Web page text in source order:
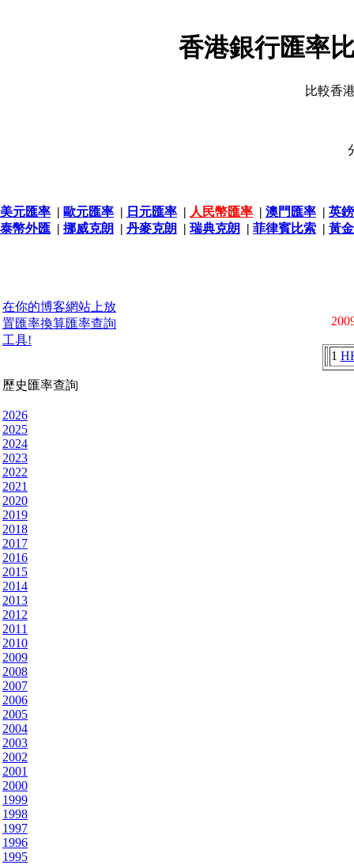
香港銀行匯率
比較香
美元匯率 | 歐元匯率 | 日元匯率 | 人民幣匯率 | 澳門匯率 | 英
泰幣外匯 | 挪威克朗 | 丹麥克朗 | 瑞典克朗 | 菲律賓比索 | 黃
在你的博客網站上放
置匯率換算匯率查詢
工具!
歷史匯率查詢
2026
2025
2024
2023
2022
2021
2020
2019
2018
2017
2016
2015
2014
2013
2012
2011
2010
2009
2008
2007
2006
2005
2004
2003
2002
2001
2000
1999
1998
1997
1996
1995
1